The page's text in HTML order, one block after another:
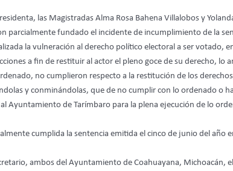
las Magistradas Alma Rosa Bahena Villalobos y
parcialmente fundado el incidente de incumplimiento de la
la vulneración al derecho político electoral a ser votado,
a fin de restituir al actor el pleno goce de su derecho,
no cumplieron respecto a la restitución de los
y conminándolas, que de no cumplir con lo ordenado o
Ayuntamiento de Tarímbaro para la plena ejecución de lo
cumplida la sentencia emitida el cinco de junio del año
ambos del Ayuntamiento de Coahuayana, Michoacán,